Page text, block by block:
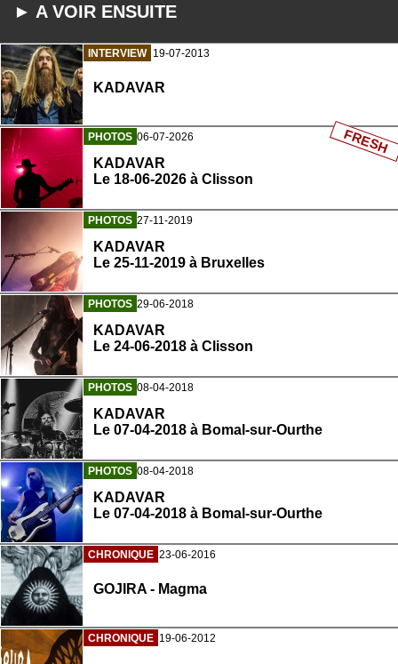
► A VOIR ENSUITE
INTERVIEW 19-07-2013
KADAVAR
PHOTOS 06-07-2026
KADAVAR
Le 18-06-2026 à Clisson
FRESH
PHOTOS 27-11-2019
KADAVAR
Le 25-11-2019 à Bruxelles
PHOTOS 29-06-2018
KADAVAR
Le 24-06-2018 à Clisson
PHOTOS 08-04-2018
KADAVAR
Le 07-04-2018 à Bomal-sur-Ourthe
PHOTOS 08-04-2018
KADAVAR
Le 07-04-2018 à Bomal-sur-Ourthe
CHRONIQUE 23-06-2016
GOJIRA - Magma
CHRONIQUE 19-06-2012